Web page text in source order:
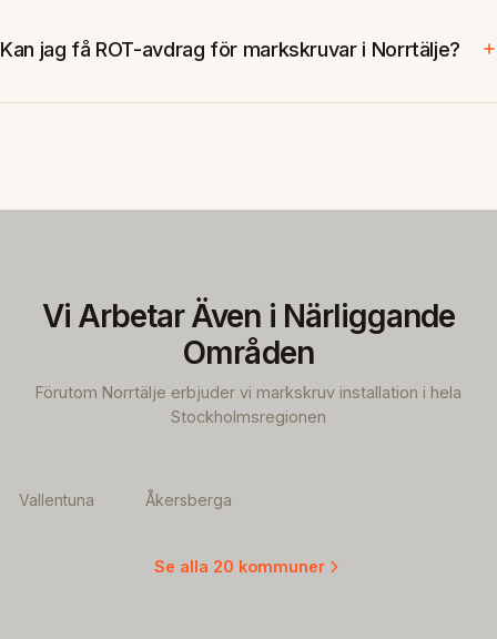
Kan jag få ROT-avdrag för markskruvar i Norrtälje?
Vi Arbetar Även i Närliggande
Områden
Förutom Norrtälje erbjuder vi markskruv installation i hela
Stockholmsregionen
Vallentuna Åkersberga
Se alla 20 kommuner